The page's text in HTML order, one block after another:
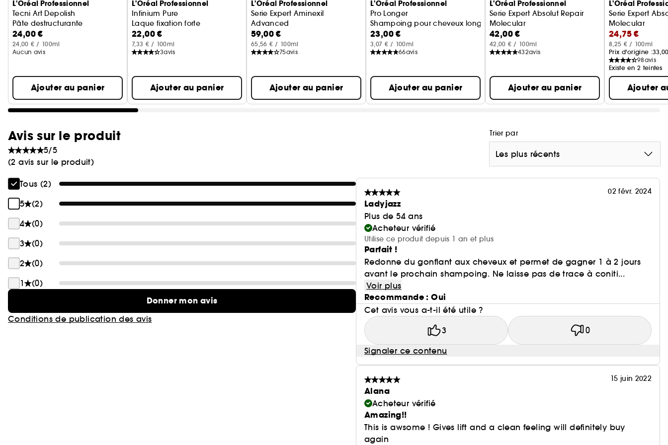
L'Oréal Professionnel
Tecni Art Depolish
Pâte destructurante
24,00 €
24,00 € / 100ml
Aucun avis
Ajouter au panier
L'Oréal Professionnel
Infinium Pure
Laque fixation forte
22,00 €
7,33 € / 100ml
3avis
Ajouter au panier
L'Oréal Professionnel
Serie Expert Aminexil
Advanced
Sérum professionnel anti-chute fortifiant
59,00 €
65,56 € / 100ml
75avis
Ajouter au panier
L'Oréal Professionnel
Pro Longer
Shampoing pour cheveux longs aux pointes afffinées
23,00 €
3,07 € / 100ml
66avis
Ajouter au panier
L'Oréal Professionnel
Serie Expert Absolut Repair
Molecular
Masque sans rinçage
42,00 €
42,00 € / 100ml
432avis
Ajouter au panier
L'Oréal
Serie Expert
Molecular
Shampoing
24,75 €
8,25 € / 100ml
Prix d'origine :
98avis
Existe en 2 teintes
Ajouter
Avis sur le produit
5/5
(2 avis sur le produit)
Trier par
Les plus récents
Tous (2)
5
(2)
4
(0)
3
(0)
2
(0)
1
(0)
Donner mon avis
Conditions de publication des avis
02 févr. 2024
Ladyjazz
Plus de 54 ans
Acheteur vérifié
Utilise ce produit depuis 1 an et plus
Parfait !
Redonne du gonflant aux cheveux et permet de gagner 1 à 2 jours
avant le prochain shampoing. Ne laisse pas de trace à coniti...
Voir plus
Recommande : Oui
Cet avis vous a-t-il été utile ?
3 0
Signaler ce contenu
15 juin 2022
Alana
Acheteur vérifié
Amazing!!
This is awsome ! Gives lift and a clean feeling will definitely buy
again